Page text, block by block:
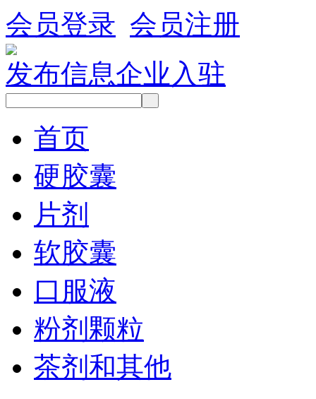
会员登录 会员注册
发布信息企业入驻
首页
硬胶囊
片剂
软胶囊
口服液
粉剂颗粒
茶剂和其他